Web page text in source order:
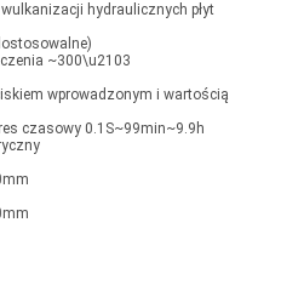
hydraulicznych płyt
~300\u2103
wprowadzonym i wartością
czasowy 0.1S~99min~9.9h